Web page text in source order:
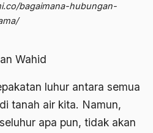
bagaimana-hubungan-
Wahid
luhur antara semua
tanah air kita. Namun,
apa pun, tidak akan